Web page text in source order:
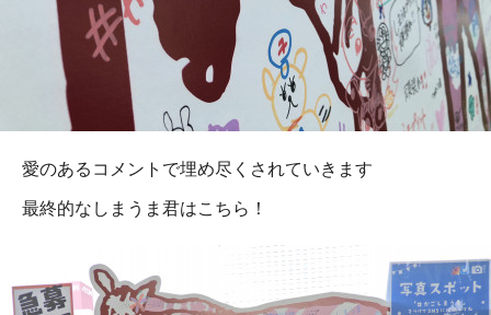
愛のあるコメントで埋め尽くされていきます
最終的なしまうま君はこちら！